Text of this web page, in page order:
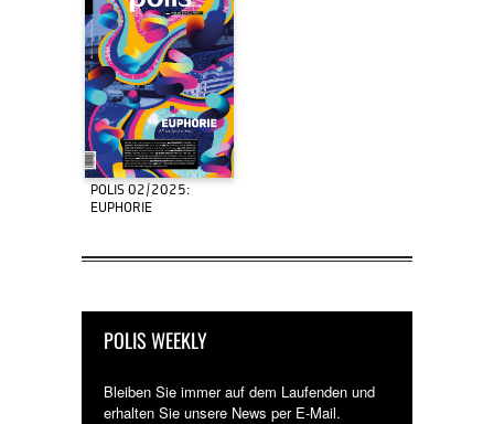
POLIS 02/2025:
EUPHORIE
POLIS WEEKLY
Bleiben Sie immer auf dem Laufenden und
erhalten Sie unsere News per E-Mail.